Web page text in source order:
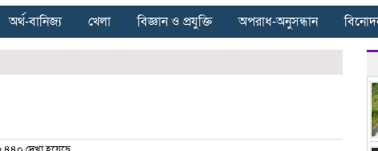
অর্থ-বানিজ্য খেলা বিজ্ঞান ও প্রযুক্তি অপরাধ-অনুসন্ধান